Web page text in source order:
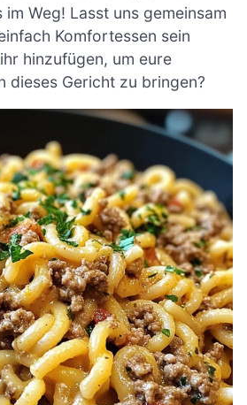
Weg! Lasst uns gemeinsam
Komfortessen sein
hinzufügen, um eure
dieses Gericht zu bringen?